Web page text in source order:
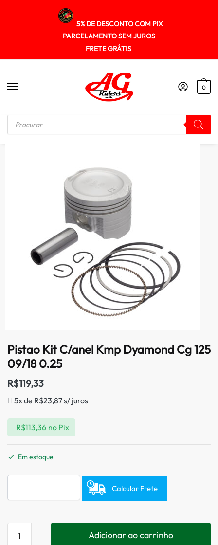
5% DE DESCONTO COM PIX
PARCELAMENTO SEM JUROS
FRETE GRÁTIS
0
Início / MOTOR Pistao Kit C/anel Kmp Dyamond Cg 125 09/18 0.25
Pistao Kit C/anel Kmp Dyamond Cg 125
09/18 0.25
R$119,33
5x de R$23,87s/ juros
R$113,36 no Pix
Em estoque
Calcular Frete
Adicionar ao carrinho